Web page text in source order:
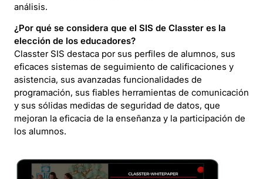
análisis.
¿Por qué se considera que el SIS de Classter es la
elección de los educadores?
Classter SIS destaca por sus perfiles de alumnos, sus
eficaces sistemas de seguimiento de calificaciones y
asistencia, sus avanzadas funcionalidades de
programación, sus fiables herramientas de comunicación
y sus sólidas medidas de seguridad de datos, que
mejoran la eficacia de la enseñanza y la participación de
los alumnos.